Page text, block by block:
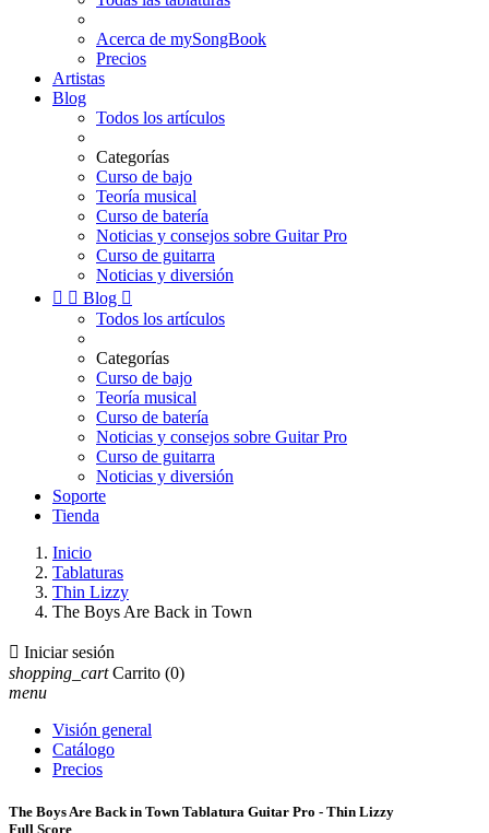
Acerca de mySongBook
Precios
Artistas
Blog
Todos los artículos
Categorías
Curso de bajo
Teoría musical
Curso de batería
Noticias y consejos sobre Guitar Pro
Curso de guitarra
Noticias y diversión
  Blog 
Todos los artículos
Categorías
Curso de bajo
Teoría musical
Curso de batería
Noticias y consejos sobre Guitar Pro
Curso de guitarra
Noticias y diversión
Soporte
Tienda
Inicio
Tablaturas
Thin Lizzy
The Boys Are Back in Town
 Iniciar sesión
shopping_cart Carrito (0)
menu
Visión general
Catálogo
Precios
The Boys Are Back in Town Tablatura Guitar Pro - Thin Lizzy
Full Score